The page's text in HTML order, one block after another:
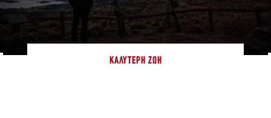
ΚΑΛΎΤΕΡΗ ΖΩΉ